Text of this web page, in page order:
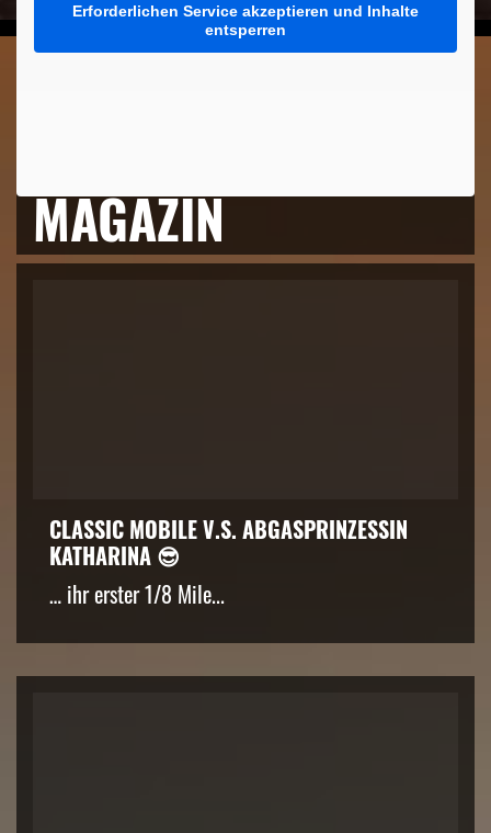
Erforderlichen Service akzeptieren und Inhalte
entsperren
MAGAZIN
CLASSIC MOBILE V.S. ABGASPRINZESSIN
KATHARINA 😎
… ihr erster 1/8 Mile...